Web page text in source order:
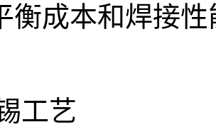
衡成本和焊接性
工艺